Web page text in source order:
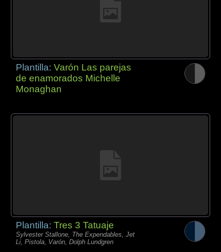
Plantilla:Varón Las parejas
de enamorados Michelle
Monaghan
Plantilla:Tres 3 Tatuaje
Sylvester Stallone, The Expendables, Jet
Li, Pistola, Varón, Dolph Lundgren